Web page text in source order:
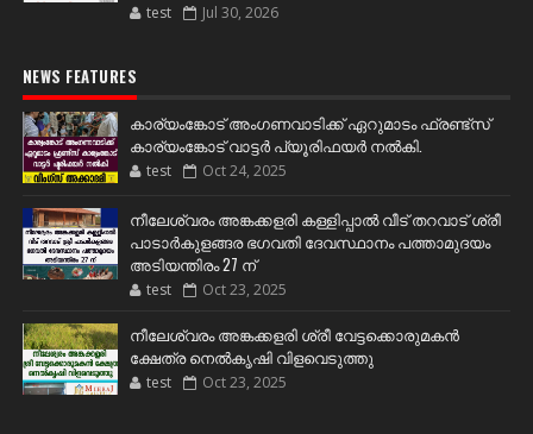
test Jul 30, 2026
NEWS FEATURES
കാര്യംങ്കോട് അംഗണവാടിക്ക് ഏറുമാടം ഫ്രണ്ട്സ്
കാര്യംങ്കോട് വാട്ടർ പ്യൂരിഫയർ നൽകി.
test Oct 24, 2025
നീലേശ്വരം അങ്കക്കളരി കള്ളിപ്പാൽ വീട് തറവാട് ശ്രീ
പാടാർകുളങ്ങര ഭഗവതി ദേവസ്ഥാനം പത്താമുദയം
അടിയന്തിരം 27 ന്
test Oct 23, 2025
നീലേശ്വരം അങ്കക്കളരി ശ്രീ വേട്ടക്കൊരുമകൻ
ക്ഷേത്ര നെൽകൃഷി വിളവെടുത്തു
test Oct 23, 2025